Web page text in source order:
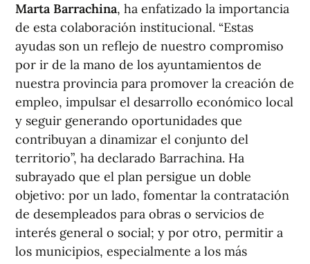
Marta Barrachina, ha enfatizado la importancia
de esta colaboración institucional. “Estas
ayudas son un reflejo de nuestro compromiso
por ir de la mano de los ayuntamientos de
nuestra provincia para promover la creación de
empleo, impulsar el desarrollo económico local
y seguir generando oportunidades que
contribuyan a dinamizar el conjunto del
territorio”, ha declarado Barrachina. Ha
subrayado que el plan persigue un doble
objetivo: por un lado, fomentar la contratación
de desempleados para obras o servicios de
interés general o social; y por otro, permitir a
los municipios, especialmente a los más